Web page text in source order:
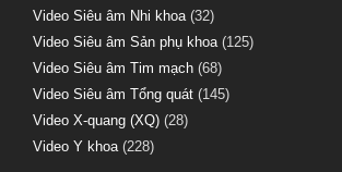
Video Siêu âm Nhi khoa(32)
Video Siêu âm Sản phụ khoa(125)
Video Siêu âm Tim mạch (68)
Video Siêu âm Tổng quát (145)
Video X-quang (XQ) (28)
Video Y khoa(228)